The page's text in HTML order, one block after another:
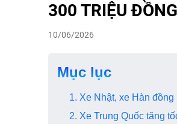
300 TRIỆU ĐỒNG
10/06/2026
Mục lục
1. Xe Nhật, xe Hàn
2. Xe Trung Quốc tăng